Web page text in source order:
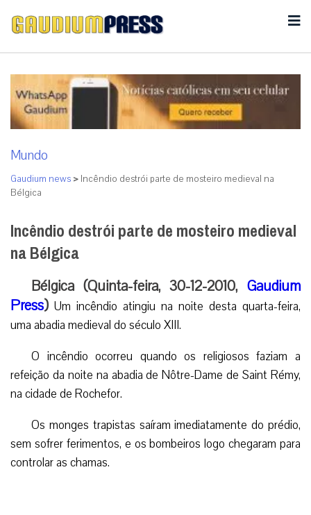
Mundo
Gaudium news > Incêndio destrói parte de mosteiro medieval na
Bélgica
Incêndio destrói parte de mosteiro medieval
na Bélgica
Bélgica (Quinta-feira, 30-12-2010, Gaudium
Press) Um incêndio atingiu na noite desta quarta-feira,
uma abadia medieval do século XIII.
O incêndio ocorreu quando os religiosos faziam a
refeição da noite na abadia de Nôtre-Dame de Saint Rémy,
na cidade de Rochefor.
Os monges trapistas saíram imediatamente do prédio,
sem sofrer ferimentos, e os bombeiros logo chegaram para
controlar as chamas.